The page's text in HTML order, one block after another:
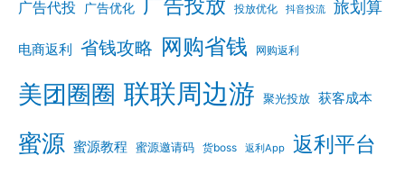
广告代投 广告优化 广告投放 投放优化 抖音投流 旅划算
电商返利 省钱攻略 网购省钱 网购返利
美团圈圈 联联周边游 聚光投放 获客成本
蜜源 蜜源教程 蜜源邀请码 货boss 返利App 返利平台